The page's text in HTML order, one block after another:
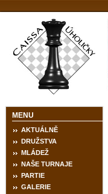
MENU
AKTUÁLNĚ
DRUŽSTVA
MLÁDEŽ
NAŠE TURNAJE
PARTIE
GALERIE